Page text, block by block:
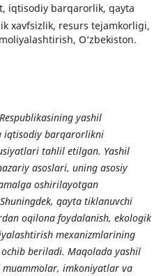
iqtisodiy barqarorlik, qayta
xavfsizlik, resurs tejamkorligi,
O‘zbekiston.
yashil
iqtisodiy barqarorlikni
tahlil etilgan. Yashil
asoslari, uning asosiy
oshirilayotgan
qayta tiklanuvchi
oqilona foydalanish, ekologik
mexanizmlarining
beriladi. Maqolada yashil
muammolar, imkoniyatlar va